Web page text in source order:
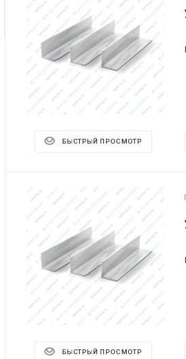
БЫСТРЫЙ ПРОСМОТР
БЫСТРЫЙ ПРОСМОТР